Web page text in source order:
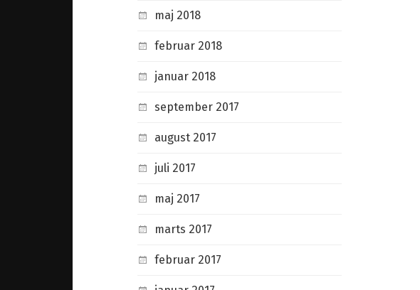
maj 2018
februar 2018
januar 2018
september 2017
august 2017
juli 2017
maj 2017
marts 2017
februar 2017